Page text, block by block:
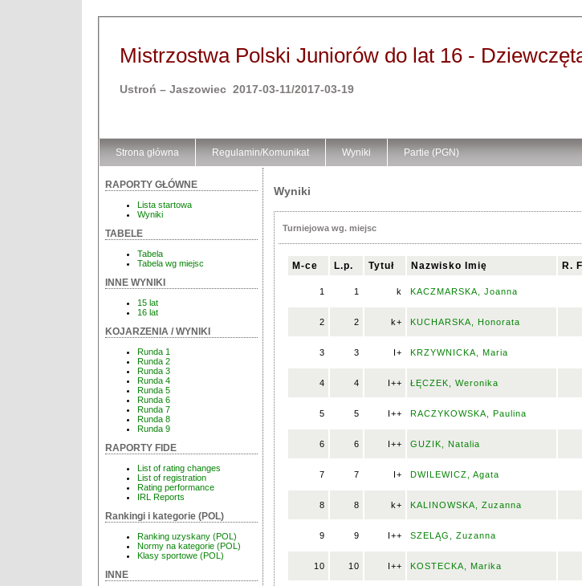
Mistrzostwa Polski Juniorów do lat 16 -
Ustroń – Jaszowiec 2017-03-11/2017-03-19
Strona główna Regulamin/Komunikat Wyniki Partie (PGN)
RAPORTY GŁÓWNE
Lista startowa
Wyniki
TABELE
Tabela
Tabela wg miejsc
INNE WYNIKI
15 lat
16 lat
KOJARZENIA / WYNIKI
Runda 1
Runda 2
Runda 3
Runda 4
Runda 5
Runda 6
Runda 7
Runda 8
Runda 9
RAPORTY FIDE
List of rating changes
List of registration
Rating performance
IRL Reports
Rankingi i kategorie (POL)
Ranking uzyskany (POL)
Normy na kategorie (POL)
Klasy sportowe (POL)
INNE
Wyniki
Turniejowa wg. miejsc
M-ce L.p. Tytuł Nazwisko Imię R.
1 1 k KACZMARSKA, Joanna
2 2 k+ KUCHARSKA, Honorata
3 3 I+ KRZYWNICKA, Maria
4 4 I++ ŁĘCZEK, Weronika
5 5 I++ RACZYKOWSKA, Paulina
6 6 I++ GUZIK, Natalia
7 7 I+ DWILEWICZ, Agata
8 8 k+ KALINOWSKA, Zuzanna
9 9 I++ SZELĄG, Zuzanna
10 10 I++ KOSTECKA, Marika